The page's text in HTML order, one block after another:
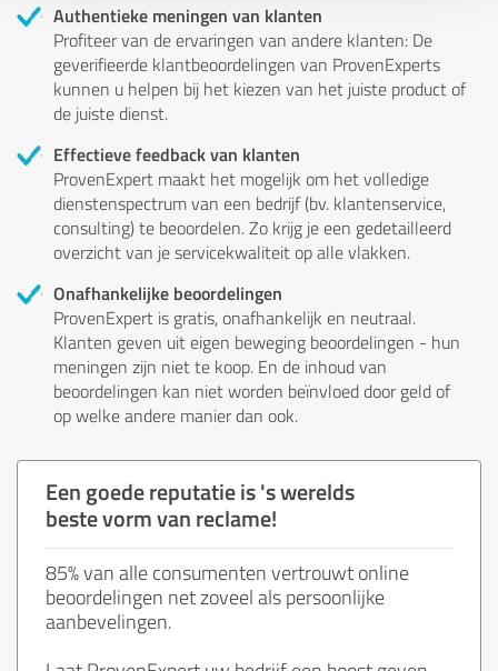
Authentieke meningen van klanten
Profiteer van de ervaringen van andere klanten: De
geverifieerde klantbeoordelingen van ProvenExperts
kunnen u helpen bij het kiezen van het juiste product of
de juiste dienst.
Effectieve feedback van klanten
ProvenExpert maakt het mogelijk om het volledige
dienstenspectrum van een bedrijf (bv. klantenservice,
consulting) te beoordelen. Zo krijg je een gedetailleerd
overzicht van je servicekwaliteit op alle vlakken.
Onafhankelijke beoordelingen
ProvenExpert is gratis, onafhankelijk en neutraal.
Klanten geven uit eigen beweging beoordelingen - hun
meningen zijn niet te koop. En de inhoud van
beoordelingen kan niet worden beïnvloed door geld of
op welke andere manier dan ook.
Een goede reputatie is 's werelds
beste vorm van reclame!
85% van alle consumenten vertrouwt online
beoordelingen net zoveel als persoonlijke
aanbevelingen.